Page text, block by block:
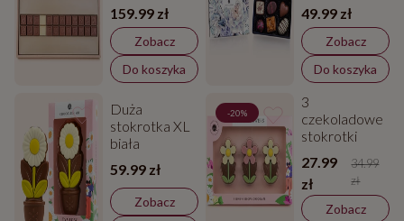
159.99 zł
Zobacz
Do koszyka
Delights – 6
sztuk
49.99 zł
Zobacz
Do koszyka
Duża
stokrotka XL
biała
59.99 zł
Zobacz
-20%
3
czekoladowe
stokrotki
27.99
zł
34.99
zł
Zobacz